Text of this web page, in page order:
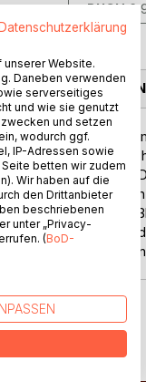
BUCH
siedelt sich in
stößt der Autor in
zu müssen.
zur Übersiedlung
Interessant ist der
"Wende"
er baut zum
PRESSESTIMMEN
BoD
Website.
Daneben verwenden
serverseitiges
und wie sie genutzt
und setzen
wodurch ggf.
IP-Adressen sowie
betten wir zudem
Wir haben auf die
den Drittanbieter
beschriebenen
unter „Privacy-
(BoD-